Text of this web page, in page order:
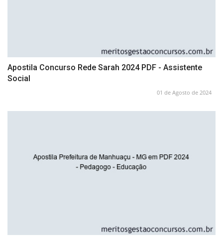
Apostila Concurso Rede Sarah 2024 PDF - Assistente
Social
01 de Agosto de 2024